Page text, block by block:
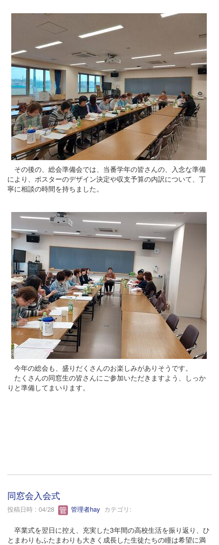
その後の、総会準備会では、当番学年の皆さんの、入念な準備
により、ポスターのデザイン決定や収支予算の内訳について、丁
寧に相談の時間を持ちました。
今年の総会も、盛りだくさんのお楽しみがありそうです。
たくさんの同窓生の皆さんにご参加いただきますよう、しっか
りと準備してまいります。
同窓会入会式
投稿日時 : 04/28 管理者hay カテゴリ:
卒業式を翌日に控え、充実した3年間の高校生活を振り返り、ひ
とまわりもふたまわりも大きく成長した生徒たちの瞳は希望に満